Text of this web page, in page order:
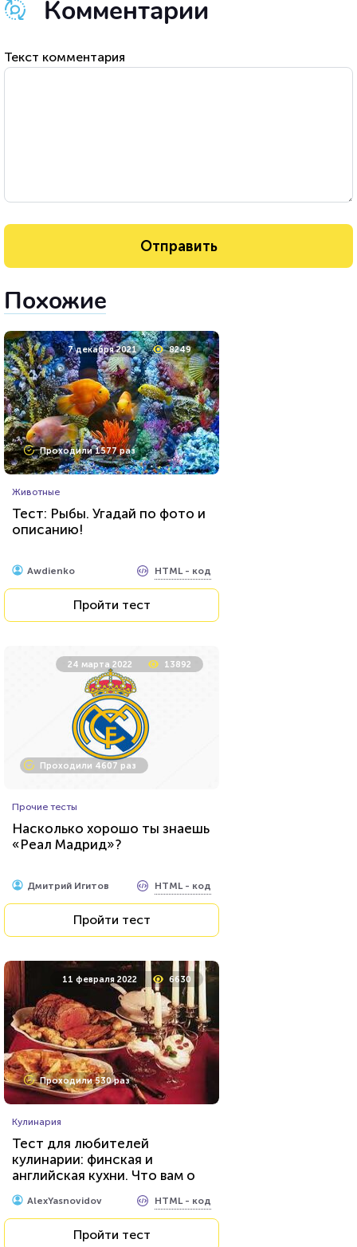
Комментарии
Текст комментария
Похожие
7 декабря 2021 8249
Проходили 1577 раз
Животные
Тест: Рыбы. Угадай по фото и
описанию!
Awdienko HTML - код
Пройти тест
24 марта 2022 13892
Проходили 4607 раз
Прочие тесты
Насколько хорошо ты знаешь
«Реал Мадрид»?
Дмитрий Игитов HTML - код
Пройти тест
11 февраля 2022 6630
Проходили 530 раз
Кулинария
Тест для любителей
кулинарии: финская и
английская кухни. Что вам о
них известно?
AlexYasnovidov HTML - код
Пройти тест